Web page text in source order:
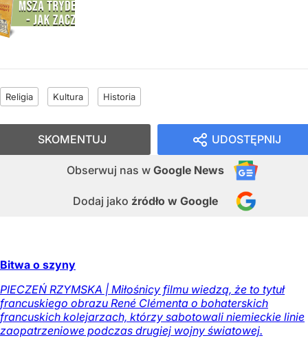
Religia Kultura Historia
UDOSTĘPNIJ
Obserwuj nas w Google News
Dodaj jako źródło w Google
SKOMENTUJ
Bitwa o szyny
PIECZEŃ RZYMSKA | Miłośnicy filmu wiedzą, że to tytuł
francuskiego obrazu René Clémenta o bohaterskich
francuskich kolejarzach, którzy sabotowali niemieckie linie
zaopatrzeniowe podczas drugiej wojny światowej.